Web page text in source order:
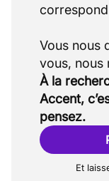
Vous nous
À la
Accent,
pensez.
Et